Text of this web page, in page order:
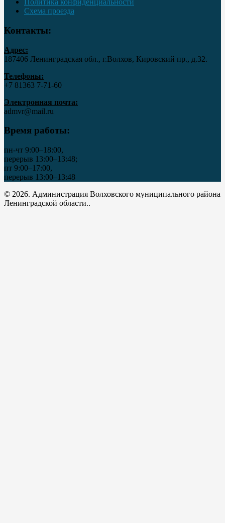
Политика конфиденциальности
Схема проезда
Контакты:
Адрес:
187406 Ленинградская обл., г.Волхов, Кировский пр., д.32.
Телефоны:
+7 81363 7‑71-60
Электронная почта:
admvr@mail.ru
Время работы:
пн-чт 9:00–18:00,
перерыв 13:00–13:48;
пт 9:00–17:00,
перерыв 13:00–13:48
© 2026. Администрация Волховского муниципального района
Ленинградской области..